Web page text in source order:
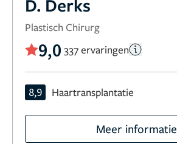
D. Derks
Plastisch Chirurg
9,0 337 ervaringen
8,9 Haartransplantatie
Meer informatie